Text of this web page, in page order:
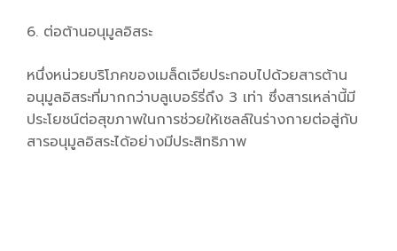
6. ต่อต้านอนุมูลอิสระ
หนึ่งหน่วยบริโภคของเมล็ดเจียประกอบไปด้วยสารต้าน
อนุมูลอิสระที่มากกว่าบลูเบอร์รี่ถึง 3 เท่า ซึ่งสารเหล่านี้มี
ประโยชน์ต่อสุขภาพในการช่วยให้เซลล์ในร่างกายต่อสู่กับ
สารอนุมูลอิสระได้อย่างมีประสิทธิภาพ